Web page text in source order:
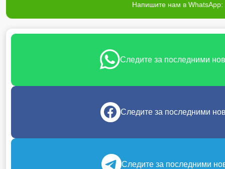
Напишите нам в
Следите за последними
Следите за последними
Следите за последними